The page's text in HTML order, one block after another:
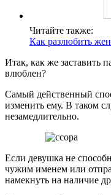
Читайте также:
Как разлюбить
Итак, как же заставить
влюблен?
Самый действенный
изменить ему. В таком
незамедлительно.
Если девушка не
чужим именем или
намекнуть на наличие